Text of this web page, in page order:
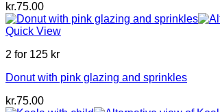
kr.75.00
Quick View
2 for 125 kr
Donut with pink glazing and sprinkles
kr.75.00